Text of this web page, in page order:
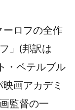
ロフの全作
」(邦訳は
・ペテルブル
画アカデミ
監督の一